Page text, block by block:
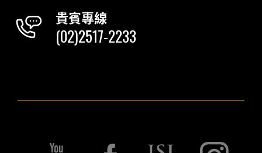
貴賓專線
(02)2517-2233